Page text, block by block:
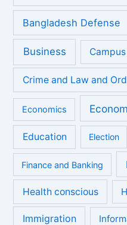
Bangladesh Defense
Business Campus
Crime and Law and
Economics
Education Election
Finance and Banking
Health conscious
Immigration